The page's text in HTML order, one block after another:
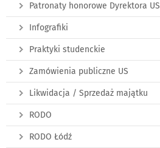
Patronaty honorowe Dyrektora US
Infografiki
Praktyki studenckie
Zamówienia publiczne US
Likwidacja / Sprzedaż majątku
RODO
RODO Łódź